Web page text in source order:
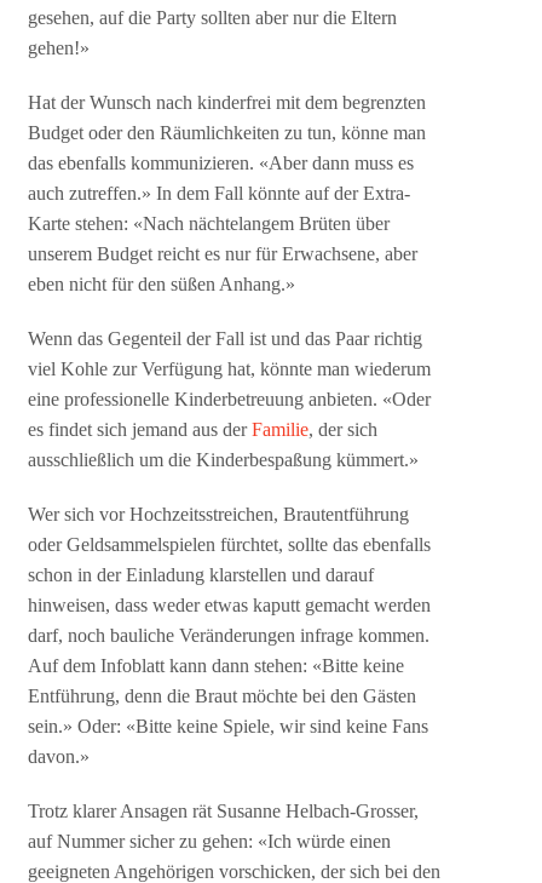
gesehen, auf die Party sollten aber nur die Eltern
gehen!»
Hat der Wunsch nach kinderfrei mit dem begrenzten
Budget oder den Räumlichkeiten zu tun, könne man
das ebenfalls kommunizieren. «Aber dann muss es
auch zutreffen.» In dem Fall könnte auf der Extra-
Karte stehen: «Nach nächtelangem Brüten über
unserem Budget reicht es nur für Erwachsene, aber
eben nicht für den süßen Anhang.»
Wenn das Gegenteil der Fall ist und das Paar richtig
viel Kohle zur Verfügung hat, könnte man wiederum
eine professionelle Kinderbetreuung anbieten. «Oder
es findet sich jemand aus derFamilie, der sich
ausschließlich um die Kinderbespaßung kümmert.»
Wer sich vor Hochzeitsstreichen, Brautentführung
oder Geldsammelspielen fürchtet, sollte das ebenfalls
schon in der Einladung klarstellen und darauf
hinweisen, dass weder etwas kaputt gemacht werden
darf, noch bauliche Veränderungen infrage kommen.
Auf dem Infoblatt kann dann stehen: «Bitte keine
Entführung, denn die Braut möchte bei den Gästen
sein.» Oder: «Bitte keine Spiele, wir sind keine Fans
davon.»
Trotz klarer Ansagen rät Susanne Helbach-Grosser,
auf Nummer sicher zu gehen: «Ich würde einen
geeigneten Angehörigen vorschicken, der sich bei den